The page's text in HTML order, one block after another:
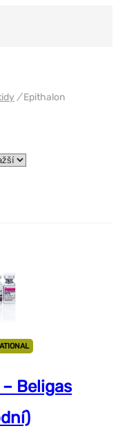
/Epithalon
Beligas